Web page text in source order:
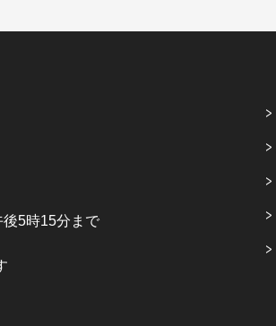
5時15分まで